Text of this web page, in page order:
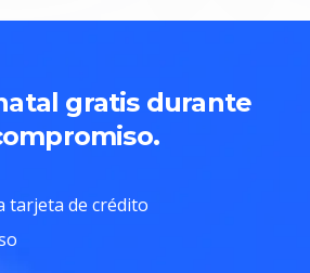
gratis durante
tarjeta de crédito